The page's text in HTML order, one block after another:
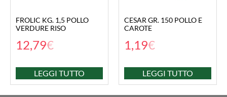
FROLIC KG. 1,5 POLLO
VERDURE RISO
12,79€
LEGGI TUTTO
CESAR GR. 150 POLLO E
CAROTE
1,19€
LEGGI TUTTO